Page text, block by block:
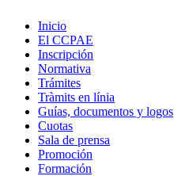
Inicio
El CCPAE
Inscripción
Normativa
Trámites
Tràmits en línia
Guías, documentos y logos
Cuotas
Sala de prensa
Promoción
Formación